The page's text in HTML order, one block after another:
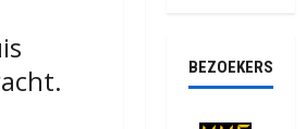
BEZOEKERS